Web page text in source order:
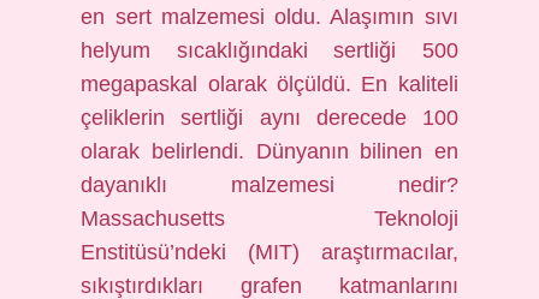
en sert malzemesi oldu. Alaşımın sıvı
helyum sıcaklığındaki sertliği 500
megapaskal olarak ölçüldü. En kaliteli
çeliklerin sertliği aynı derecede 100
olarak belirlendi. Dünyanın bilinen en
dayanıklı malzemesi nedir?
Massachusetts Teknoloji
Enstitüsü’ndeki (MIT) araştırmacılar,
sıkıştırdıkları grafen katmanlarını